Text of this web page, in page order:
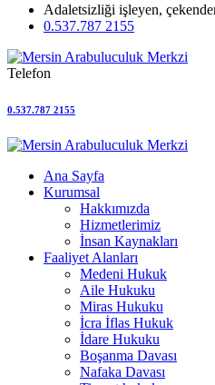
Adaletsizliği işleyen,
0.537.787 2155
Telefon
0.537.787 2155
Ana Sayfa
Kurumsal
Hakkımızda
Hizmetlerimiz
İnsan Kaynakları
Faaliyet Alanları
Medeni Hukuk
Aile Hukuku
Miras Hukuku
İcra İflas Hukuk
İdare Hukuku
Boşanma Davası
Nafaka Davası